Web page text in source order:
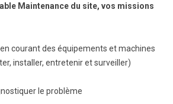
Maintenance du site, vos missions
des équipements et machines
installer, entretenir et surveiller)
le problème